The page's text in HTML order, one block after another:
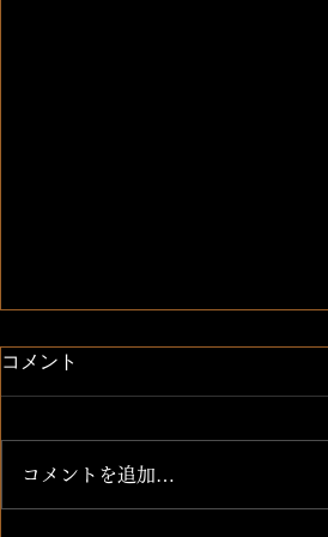
コメント
コメントを追加…